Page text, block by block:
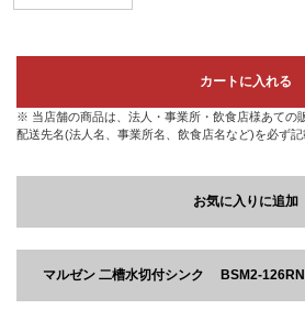
カートに入れる
※ 当店舗の商品は、法人・事業所・飲食店様あての
配送先名(法人名、事業所名、飲食店名など)を必ず記
お気に入りに追加
マルゼン 二槽水切付シンク BSM2-